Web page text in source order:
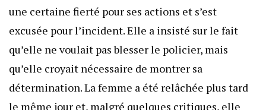
une certaine fierté pour ses actions et s’est
excusée pour l’incident. Elle a insisté sur le fait
qu’elle ne voulait pas blesser le policier, mais
qu’elle croyait nécessaire de montrer sa
détermination. La femme a été relâchée plus tard
le même jour et, malgré quelques critiques, elle